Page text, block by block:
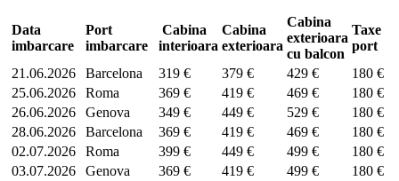
Data
imbarcare
Port
imbarcare
Cabina
interioara
Cabina
exterioara
Cabina
exterioara
cu balcon
Taxe
port
21.06.2026
Barcelona 319 € 379 € 429 €
180 €
25.06.2026
Roma 369 € 419 € 469 €
180 €
26.06.2026
Genova 349 € 449 € 529 €
180 €
28.06.2026
Barcelona 369 € 419 € 469 €
180 €
02.07.2026
Roma 399 € 449 € 499 €
180 €
03.07.2026
Genova 369 € 419 € 499 €
180 €